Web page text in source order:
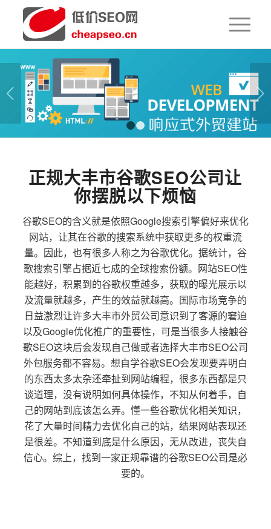
下一页
1 2
正规大丰市谷歌SEO公司让
你摆脱以下烦恼
谷歌SEO的含义就是依照Google搜索引擎偏好来优化
网站，让其在谷歌的搜索系统中获取更多的权重流
量。因此，也有很多人称之为谷歌优化。据统计，谷
歌搜索引擎占据近七成的全球搜索份额。网站SEO性
能越好，积累到的谷歌权重越多，获取的曝光展示以
及流量就越多，产生的效益就越高。国际市场竞争的
日益激烈让许多大丰市外贸公司意识到了客源的窘迫
以及Google优化推广的重要性，可是当很多人接触谷
歌SEO这块后会发现自己做或者选择大丰市SEO公司
外包服务都不容易。想自学谷歌SEO会发现要弄明白
的东西太多太杂还牵扯到网站编程，很多东西都是只
谈道理，没有说明如何具体操作，不知从何着手，自
己的网站到底该怎么弄。懂一些谷歌优化相关知识，
花了大量时间精力去优化自己的站，结果网站表现还
是很差。不知道到底是什么原因，无从改进，丧失自
信心。综上，找到一家正规靠谱的谷歌SEO公司是必
要的。